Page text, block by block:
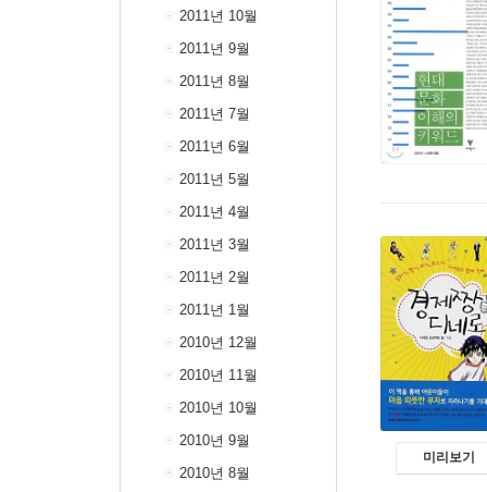
2011년 10월
2011년 9월
2011년 8월
2011년 7월
2011년 6월
2011년 5월
2011년 4월
2011년 3월
2011년 2월
2011년 1월
2010년 12월
2010년 11월
2010년 10월
2010년 9월
2010년 8월
미리보기